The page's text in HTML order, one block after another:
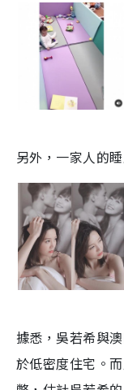
另外，一家人的
據悉，吳若希與
於低密度住宅。